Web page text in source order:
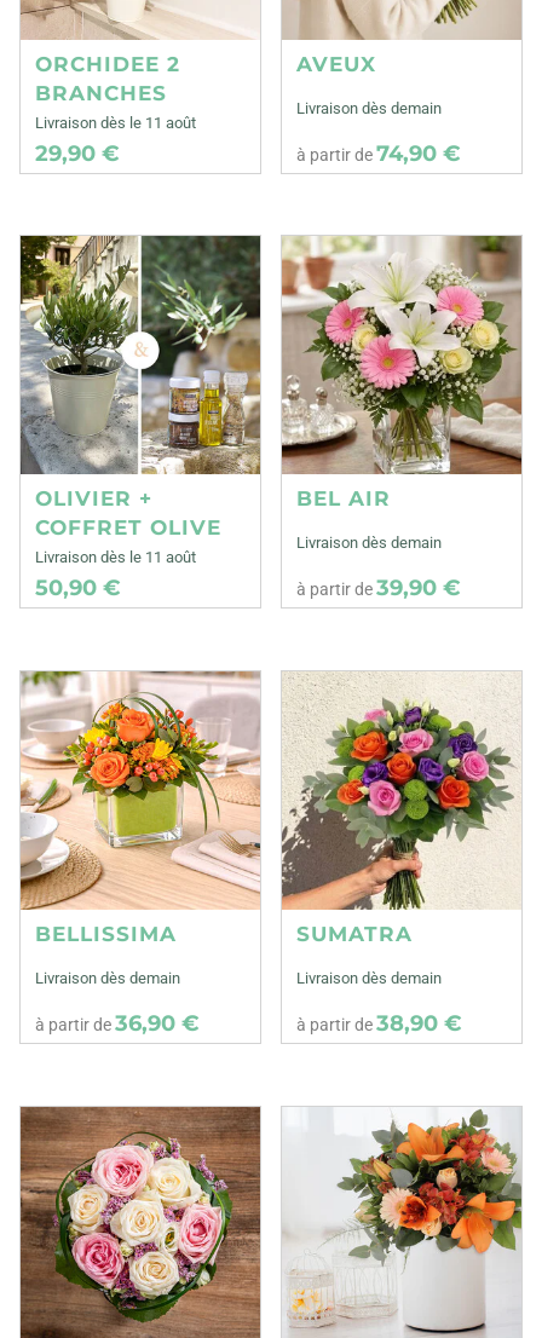
ORCHIDEE 2
BRANCHES
Livraison dès le 11 août
29,90 €
AVEUX
Livraison dès demain
à partir de74,90 €
OLIVIER +
COFFRET OLIVE
Livraison dès le 11 août
50,90 €
BEL AIR
Livraison dès demain
à partir de39,90 €
BELLISSIMA
Livraison dès demain
à partir de36,90 €
SUMATRA
Livraison dès demain
à partir de38,90 €